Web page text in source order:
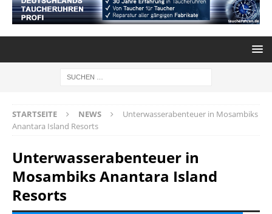
STARTSEITE NEWS
Unterwasserabenteuer in Mosambiks
Anantara Island Resorts
Unterwasserabenteuer in
Mosambiks Anantara Island
Resorts